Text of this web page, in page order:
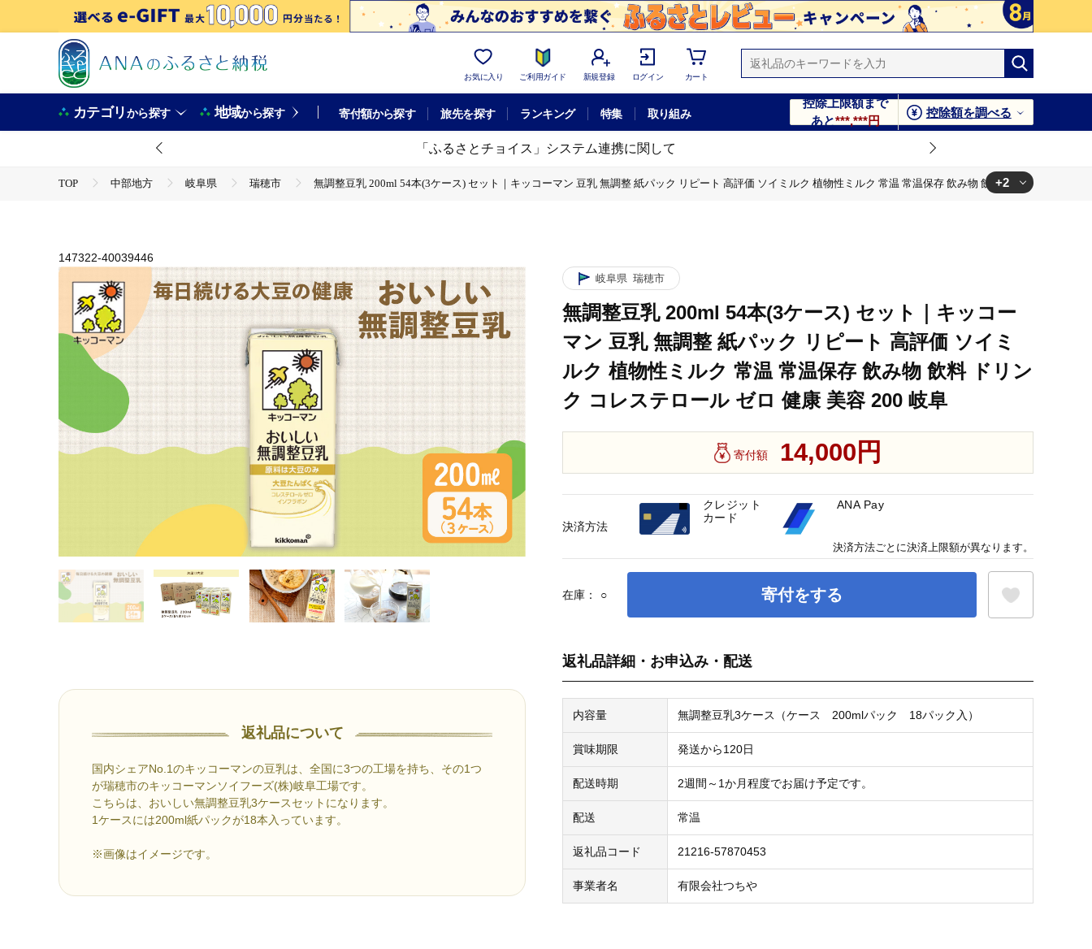
お気に入り ご利用ガイド 新規登録 ログイン カート
カテゴリから探す 地域から探す 寄付額から探す 旅先を探す ランキング 特集 取り組み
控除上限額まで
あと***,***円
控除額を調べる
「ふるさとチョイス」システム連携に関して
TOP 中部地方 岐阜県 瑞穂市
無調整豆乳 200ml 54本(3ケース) セット｜キッコーマン 豆乳 無調整 紙パック リピート 高評価 ソイミルク 植物性ミルク 常温 常温保存 飲み物 飲料 ドリンク コレス
+2
147322-40039446
返礼品について
国内シェアNo.1のキッコーマンの豆乳は、全国に3つの工場を持ち、その1つ
が瑞穂市のキッコーマンソイフーズ(株)岐阜工場です。
こちらは、おいしい無調整豆乳3ケースセットになります。
1ケースには200ml紙パックが18本入っています。
※画像はイメージです。
岐阜県 瑞穂市
無調整豆乳 200ml 54本(3ケース) セット｜キッコー
マン 豆乳 無調整 紙パック リピート 高評価 ソイミ
ルク 植物性ミルク 常温 常温保存 飲み物 飲料 ドリン
ク コレステロール ゼロ 健康 美容 200 岐阜
寄付額 14,000円
在庫： ○ 寄付をする
返礼品詳細・お申込み・配送
内容量 無調整豆乳3ケース（ケース 200mlパック 18パック入）
賞味期限 発送から120日
配送時期 2週間～1か月程度でお届け予定です。
配送 常温
返礼品コード 21216-57870453
事業者名 有限会社つちや
決済方法
クレジット
カード
ANA Pay
決済方法ごとに決済上限額が異なります。